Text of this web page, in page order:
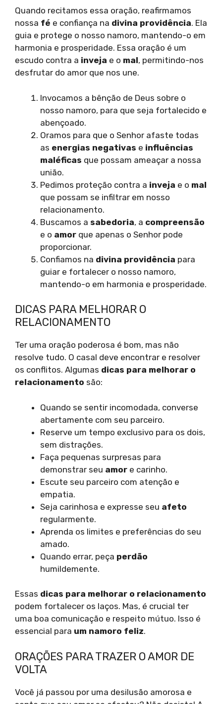
Quando recitamos essa oração, reafirmamos
nossa fé e confiança na divina providência. Ela
guia e protege o nosso namoro, mantendo-o em
harmonia e prosperidade. Essa oração é um
escudo contra a inveja e o mal, permitindo-nos
desfrutar do amor que nos une.
Invocamos a bênção de Deus sobre o
nosso namoro, para que seja fortalecido e
abençoado.
Oramos para que o Senhor afaste todas
as energias negativas e influências
maléficas que possam ameaçar a nossa
união.
Pedimos proteção contra a inveja e o mal
que possam se infiltrar em nosso
relacionamento.
Buscamos a sabedoria, a compreensão
e o amor que apenas o Senhor pode
proporcionar.
Confiamos na divina providência para
guiar e fortalecer o nosso namoro,
mantendo-o em harmonia e prosperidade.
DICAS PARA MELHORAR O
RELACIONAMENTO
Ter uma oração poderosa é bom, mas não
resolve tudo. O casal deve encontrar e resolver
os conflitos. Algumas dicas para melhorar o
relacionamento são:
Quando se sentir incomodada, converse
abertamente com seu parceiro.
Reserve um tempo exclusivo para os dois,
sem distrações.
Faça pequenas surpresas para
demonstrar seu amor e carinho.
Escute seu parceiro com atenção e
empatia.
Seja carinhosa e expresse seu afeto
regularmente.
Aprenda os limites e preferências do seu
amado.
Quando errar, peça perdão
humildemente.
Essas dicas para melhorar o relacionamento
podem fortalecer os laços. Mas, é crucial ter
uma boa comunicação e respeito mútuo. Isso é
essencial para um namoro feliz.
ORAÇÕES PARA TRAZER O AMOR DE
VOLTA
Você já passou por uma desilusão amorosa e